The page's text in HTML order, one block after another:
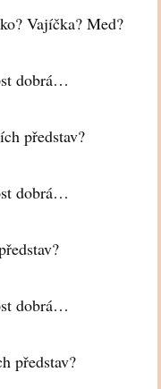
Vajíčka? Med?
dobrá…
představ?
dobrá…
dobrá…
představ?